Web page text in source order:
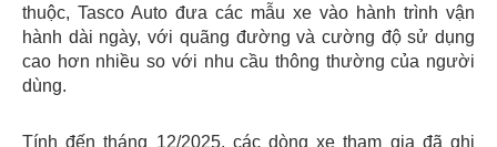
thuộc, Tasco Auto đưa các mẫu xe vào hành trình vận
hành dài ngày, với quãng đường và cường độ sử dụng
cao hơn nhiều so với nhu cầu thông thường của người
dùng.
Tính đến tháng 12/2025, các dòng xe tham gia đã ghi